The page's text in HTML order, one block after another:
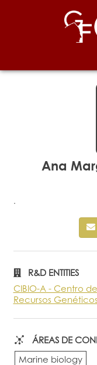
Foundation
Ana
.
R&D ENTITIES
CIBIO-A - Centro
Recursos Genéticos
ÁREAS DE
Marine biology